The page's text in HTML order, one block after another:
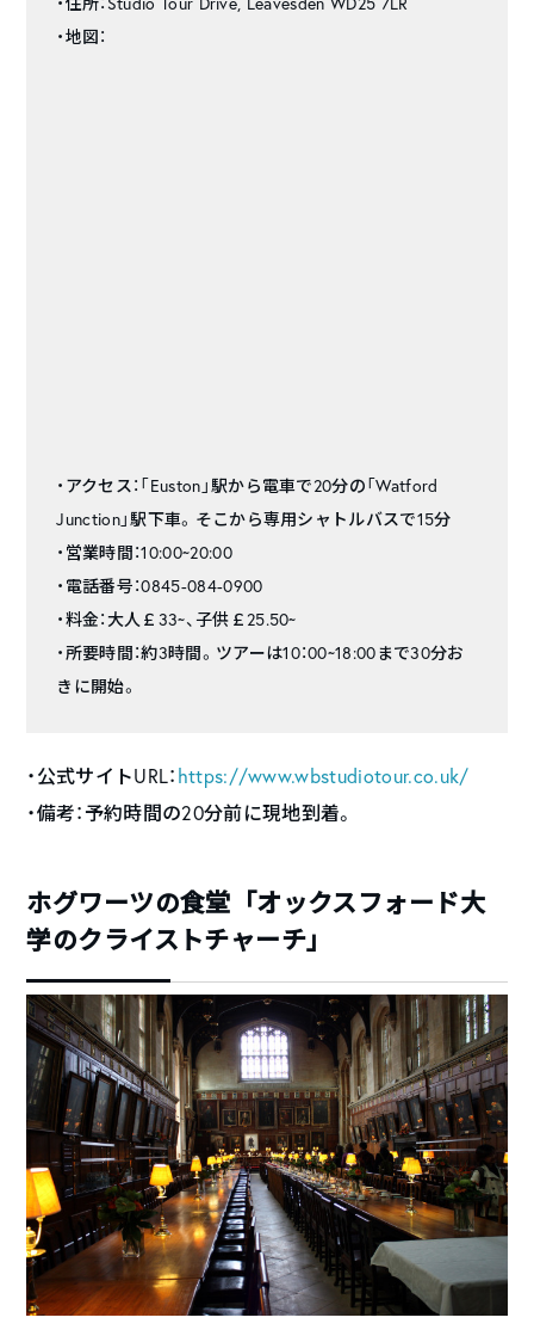
・地図：
・アクセス：「Euston」駅から電車で20分の「Watford
Junction」駅下車。そこから専用シャトルバスで15分
・営業時間：10:00~20:00
・電話番号：0845-084-0900
・料金：大人￡33~、子供￡25.50~
・所要時間：約3時間。ツアーは10：00~18:00まで30分お
きに開始。
・公式サイトURL：https://www.wbstudiotour.co.uk/
・備考：予約時間の20分前に現地到着。
ホグワーツの食堂「オックスフォード大
学のクライストチャーチ」